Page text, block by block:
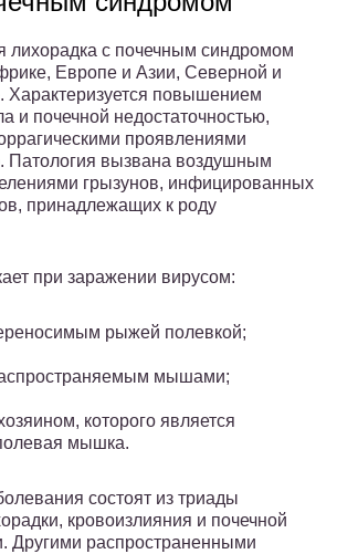
лихорадка с почечным синдромом
Европе и Азии, Северной и
повышением
и почечной недостаточностью,
проявлениями
Патология вызвана воздушным
грызунов, инфицированных
принадлежащих к роду
при заражении вирусом:
рыжей полевкой;
мышами;
которого является
мышка.
состоят из триады
кровоизлияния и почечной
Другими распространенными